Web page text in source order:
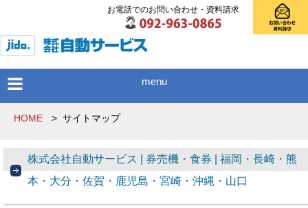
お電話でのお問い合わせ・資料請求
menu
HOME > サイトマップ
株式会社自動サービス | 券売機・食券 | 福岡・長崎・熊
本・大分・佐賀・鹿児島・宮崎・沖縄・山口